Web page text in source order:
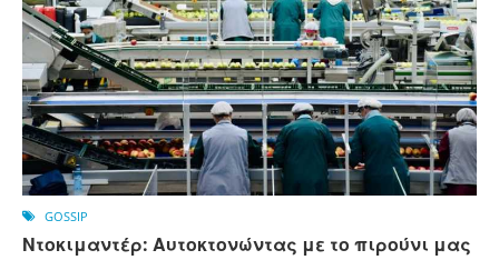
GOSSIP
Ντοκιμαντέρ: Αυτοκτονώντας με το πιρούνι μας